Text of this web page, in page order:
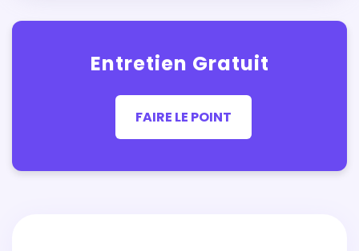
Entretien Gratuit
FAIRE LE POINT